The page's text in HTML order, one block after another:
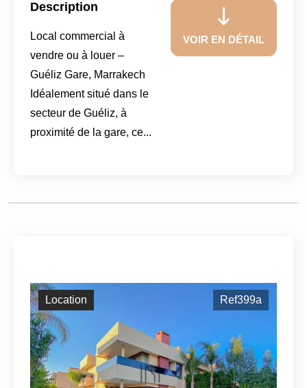
Description
Local commercial à
vendre ou à louer –
Guéliz Gare, Marrakech
Idéalement situé dans le
secteur de Guéliz, à
proximité de la gare, ce...
VOIR EN DÉTAIL
Location Ref399a